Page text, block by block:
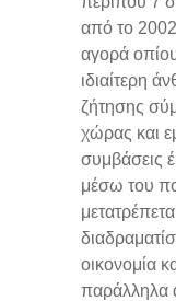
από το
αγορά
ιδιαίτερη
ζήτησης
χώρας και
συμβάσεις
μέσω του
οικονομία
παράλληλα